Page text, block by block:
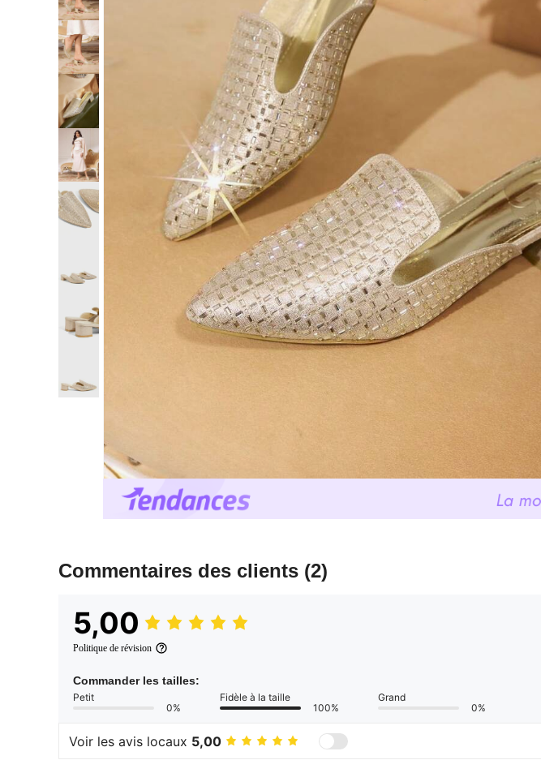
Commentaires des clients (2)
5,00
Politique de révision
Commander les tailles:
Petit
0%
Fidèle à la taille
100%
Grand
0%
Voir les avis locaux 5,00